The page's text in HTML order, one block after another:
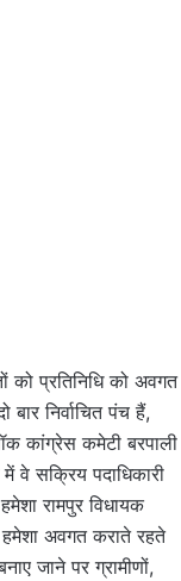
प्रतिनिधि को अवगत
निर्वाचित पंच हैं,
कांग्रेस कमेटी बरपाली
वे सक्रिय पदाधिकारी
रामपुर विधायक
हमेशा अवगत कराते रहते
जाने पर ग्रामीणों,